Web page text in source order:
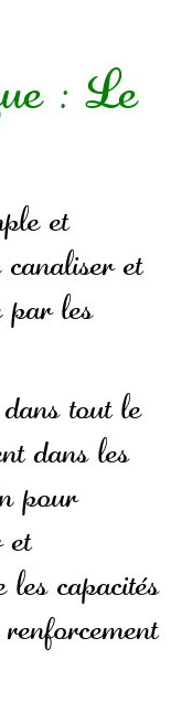
: Le
et
et
par les
tout le
dans les
pour
capacités